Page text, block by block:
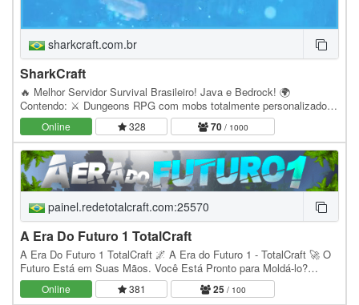
sharkcraft.com.br
SharkCraft
🔥 Melhor Servidor Survival Brasileiro! Java e Bedrock! 🌍
Contendo: ⚔️ Dungeons RPG com mobs totalmente personalizados!
✨ Encantamentos únicos e exclusivos do servidor!…
Online 328 70/ 1000
painel.redetotalcraft.com:25570
A Era Do Futuro 1 TotalCraft
A Era Do Futuro 1 TotalCraft 🌌 A Era do Futuro 1 - TotalCraft 🚀 O
Futuro Está em Suas Mãos. Você Está Pronto para Moldá-lo?
Inspirado na lendária série dos YouTubers, A…
Online 381 25/ 100